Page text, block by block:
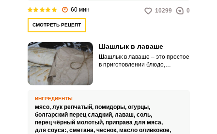
60 мин 10299 0
СМОТРЕТЬ РЕЦЕПТ
Шашлык в лаваше
Шашлык в лаваше – это простое
в приготовлении блюдо,
мясом, овощами и соусом и это
блюдо, которое удобно взять с
собой в поход или на природу.
ИНГРЕДИЕНТЫ
мясо, лук репчатый, помидоры, огурцы,
болгарский перец сладкий, лаваш, соль,
перец чёрный молотый, приправа для мяса,
для соуса:, сметана, чеснок, масло оливковое,